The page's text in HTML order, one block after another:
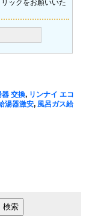
ックをお願いいた
器 交換, リンナイ エコ
湯器激安, 風呂ガス給